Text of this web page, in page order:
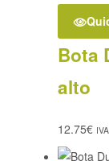
Bota
alto
12.75€